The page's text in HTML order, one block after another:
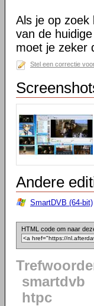
Als je op zoek
van de
moet je zeker
Stel een correctie
Andere
SmartDVB (64-bit)
HTML code om naar
smartdvb
htpc